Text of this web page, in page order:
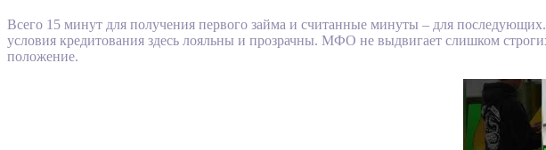
Всего 15 минут для получения первого займа и считанные минуты – для
условия кредитования здесь лояльны и прозрачны. МФО не выдвигает слишком
положение.